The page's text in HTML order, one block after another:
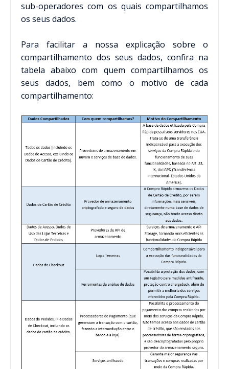
sub-operadores com os quais compartilhamos
os seus dados.
Para facilitar a nossa explicação sobre o
compartilhamento dos seus dados, confira na
tabela abaixo com quem compartilhamos os
seus dados, bem como o motivo de cada
compartilhamento: